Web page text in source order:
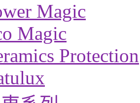
Magic
Magic
Protection